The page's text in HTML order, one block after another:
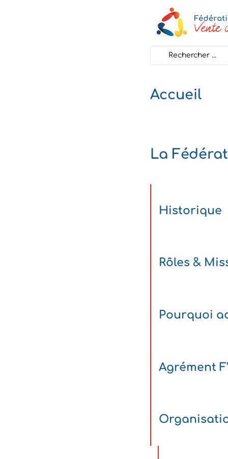
Search
...
Accueil
La
Historique
Rôles &
Pourquoi
Agrément